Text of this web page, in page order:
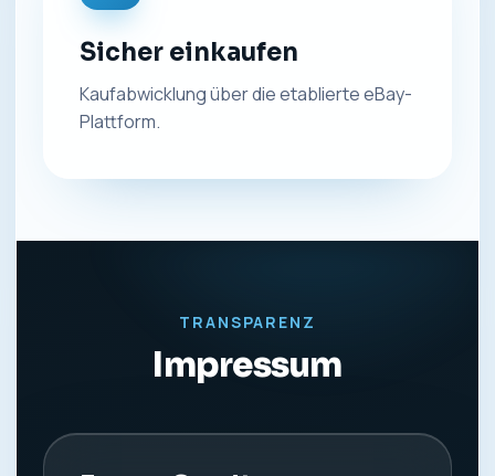
Sicher einkaufen
Kaufabwicklung über die etablierte eBay-
Plattform.
TRANSPARENZ
Impressum